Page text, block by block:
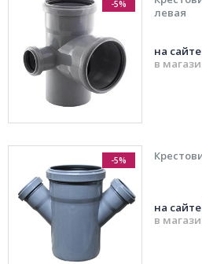
-5%
левая
в
на
-5%
в
на